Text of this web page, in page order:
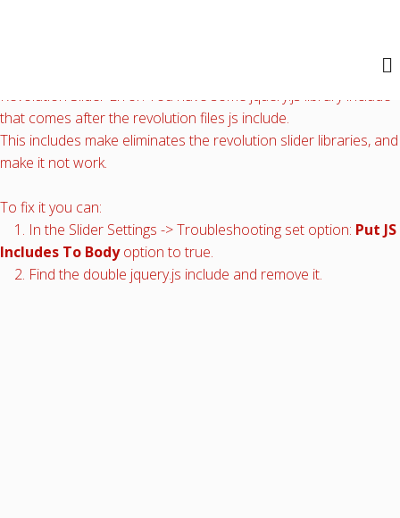
Revolution Slider Error: You have some jquery.js library include
that comes after the revolution files js include.
This includes make eliminates the revolution slider libraries, and
make it not work.
To fix it you can:
1. In the Slider Settings -> Troubleshooting set option: Put JS
Includes To Bodyoption to true.
2. Find the double jquery.js include and remove it.